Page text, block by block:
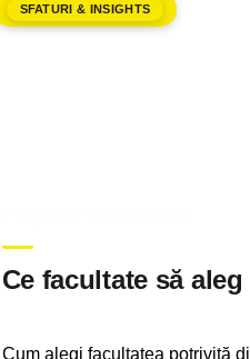
SFATURI & INSIGHTS
Ce facultate să aleg
Cum alegi facultatea potrivită